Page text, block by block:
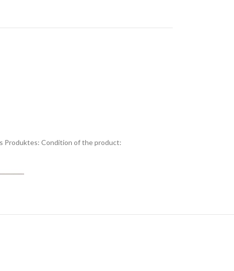
Produktes: Condition of the product: